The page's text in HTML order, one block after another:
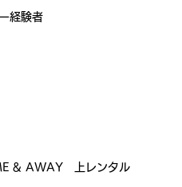
経験者
& AWAY　上レンタル